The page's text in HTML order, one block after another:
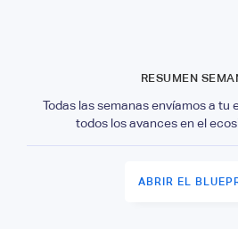
RESUMEN
Todas las semanas envíamos a tu
todos los avances en el
ABRIR EL